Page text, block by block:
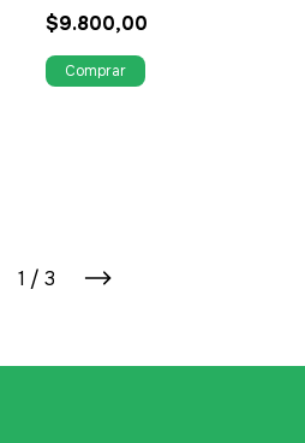
$9.800,00
1 / 3